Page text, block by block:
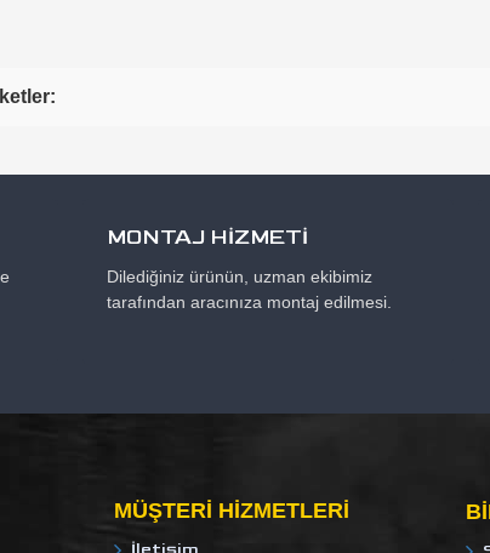
MONTAJ HİZMETİ
Dilediğiniz ürünün, uzman ekibimiz
tarafından aracınıza montaj edilmesi.
MÜŞTERI HIZMETLERI
İletişim